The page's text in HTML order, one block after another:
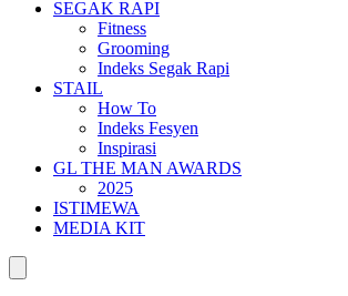
SEGAK RAPI
Fitness
Grooming
Indeks Segak Rapi
STAIL
How To
Indeks Fesyen
Inspirasi
GL THE MAN AWARDS
2025
ISTIMEWA
MEDIA KIT